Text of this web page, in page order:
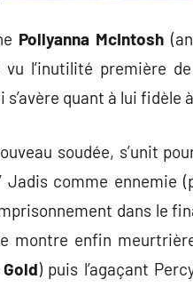
Pollyanna McIntosh
vu l’inutilité première
s’avère quant à lui
soudée, s’unit
Jadis comme ennemie
dans le
montre enfin
) puis l’agaçant